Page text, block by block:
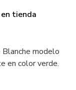
tienda
modelo
en color verde.